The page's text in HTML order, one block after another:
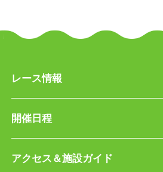
レース情報
開催日程
アクセス＆施設ガイド